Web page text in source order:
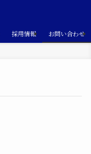
採用情報 お問い合わせ